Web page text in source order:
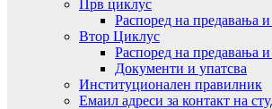
Прв циклус
Распоред на предавањa
Втор Циклус
Распоред на предавањa
Документи и упатсва
Институционален правилник
Емаил адреси за контакт на